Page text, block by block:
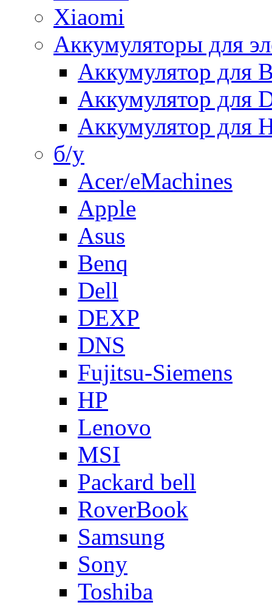
Xiaomi
Аккумуляторы для
Аккумулятор для
Аккумулятор для
Аккумулятор для
б/у
Acer/eMachines
Apple
Asus
Benq
Dell
DEXP
DNS
Fujitsu-Siemens
HP
Lenovo
MSI
Packard bell
RoverBook
Samsung
Sony
Toshiba